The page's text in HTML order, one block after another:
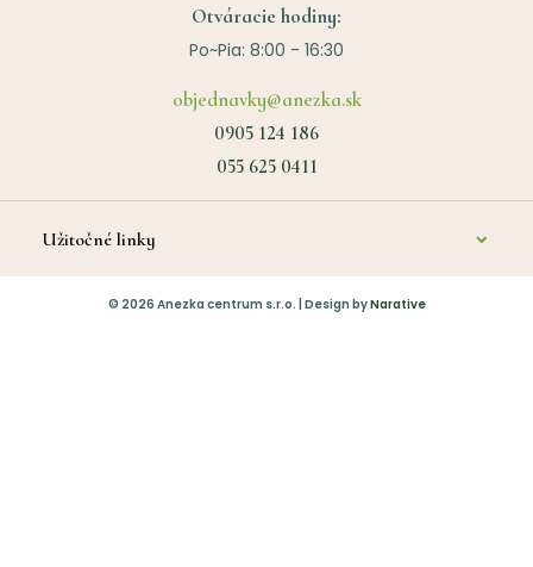
Otváracie hodiny:
Po~Pia: 8:00 - 16:30
objednavky@anezka.sk
0905 124 186
055 625 0411
Užitočné linky
O nás
© 2026 Anezka centrum s.r.o. | Design byNarative